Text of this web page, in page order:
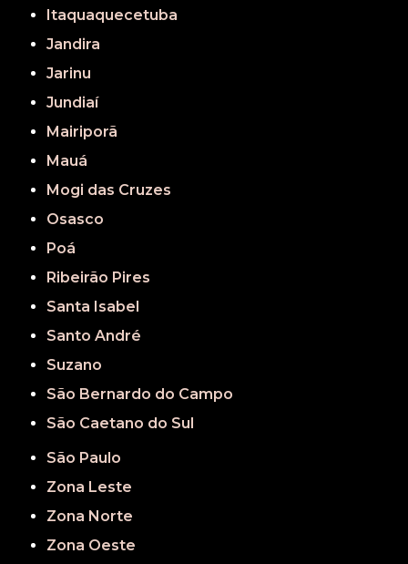
Itaquaquecetuba
Jandira
Jarinu
Jundiaí
Mairiporã
Mauá
Mogi das Cruzes
Osasco
Poá
Ribeirão Pires
Santa Isabel
Santo André
Suzano
São Bernardo do Campo
São Caetano do Sul
São Paulo
Zona Leste
Zona Norte
Zona Oeste